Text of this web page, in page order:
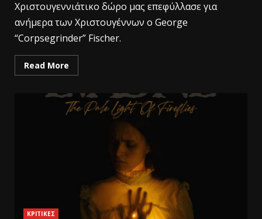
Xριστουγεννιάτικο δώρο μας επεφύλλασε για
ανήμερα των Χριστουγέννων ο George
“Corpsegrinder” Fischer.
Read More
ΚΡΙΤΙΚΕΣ